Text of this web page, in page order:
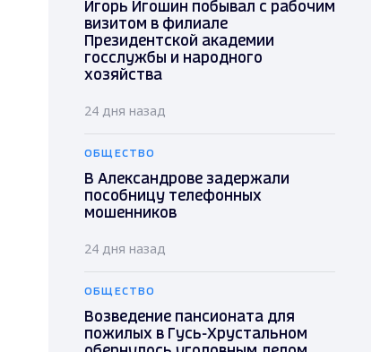
Игорь Игошин побывал с рабочим
визитом в филиале
Президентской академии
госслужбы и народного
хозяйства
24 дня назад
ОБЩЕСТВО
В Александрове задержали
пособницу телефонных
мошенников
24 дня назад
ОБЩЕСТВО
Возведение пансионата для
пожилых в Гусь-Хрустальном